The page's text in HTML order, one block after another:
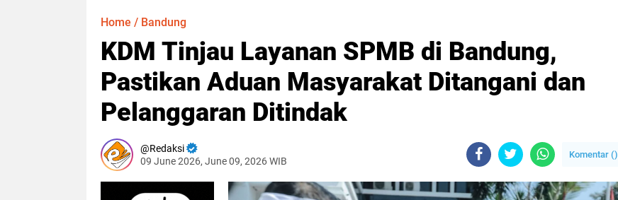
Home / Bandung
KDM Tinjau Layanan SPMB di Bandung,
Pastikan Aduan Masyarakat Ditangani dan
Pelanggaran Ditindak
Redaksi
09 June 2026, June 09, 2026 WIB
Komentar ()